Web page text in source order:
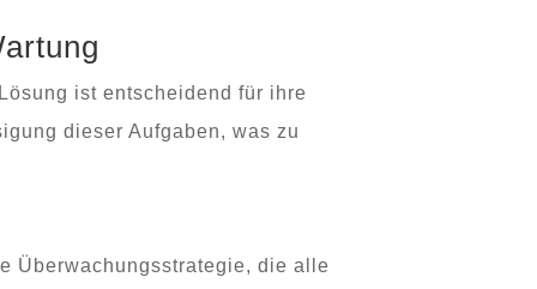
ist entscheidend für ihre
dieser Aufgaben, was zu
Überwachungsstrategie, die alle